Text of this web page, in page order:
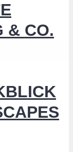
& CO.